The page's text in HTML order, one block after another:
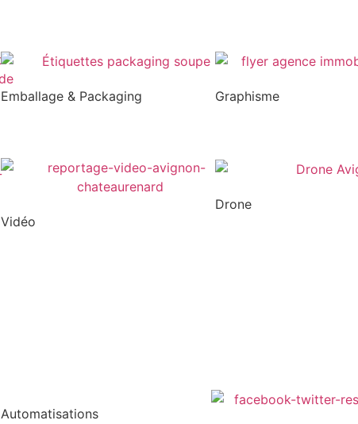
Emballage & Packaging Graphisme
Vidéo
Drone
Automatisations